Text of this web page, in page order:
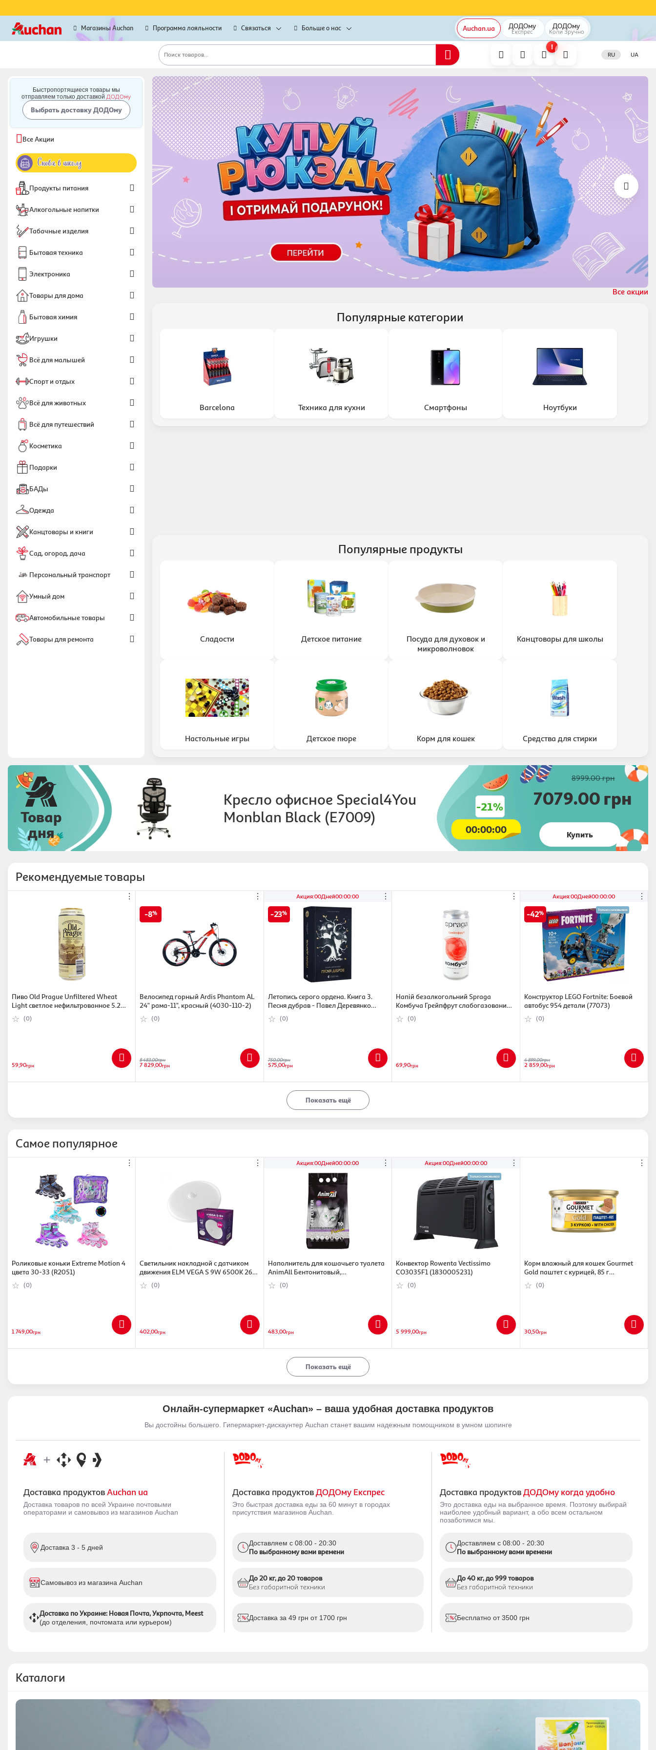
Магазины Auchan Программа лояльности Связаться Больше о нас Auchan.ua ДОДОму
Експрес
ДОДОму
Коли Зручно
Поиск товаров...
!
RU UA
Быстропортящиеся товары мы
отправляем только доставкой ДОДОму
Выбрать доставку ДОДОму
Все Акции
Продукты питания
Алкогольные напитки
Табачные изделия
Бытовая техника
Электроника
Товары для дома
Бытовая химия
Игрушки
Всё для малышей
Спорт и отдых
Всё для животных
Всё для путешествий
Косметика
Подарки
БАДы
Одежда
Канцтовары и книги
Сад, огород, дача
Персональный транспорт
Умный дом
Автомобильные товары
Товары для ремонта
Все акции
Популярные категории
Barcelona Техника для кухни Смартфоны Ноутбуки
Популярные продукты
Сладости Детское питание
Посуда для духовок и
микроволновок
Канцтовары для школы
Настольные игры Детское пюре Корм для кошек Средства для стирки
Товар
дня
Кресло офисное Special4You
Monblan Black (E7009)
00:00:00
8999.00грн
7079.00 грн
-21%
Купить
Рекомендуемые товары
⋮
Пиво Old Prague Unfiltered Wheat
Light светлое нефильтрованное 5.2%
0.5 л (8593085068239)
(0)
59,90грн
⋮
8
Велосипед горный Ardis Phantom AL
24" рама-11", красный (4030-110-2)
(0)
8 483,00грн
7 829,00грн
Акция:00Дней00:00:00
⋮
23
Летопись серого ордена. Книга 3.
Песня дубрав - Павел Деревянко
(9789664484531)
(0)
750,00грн
575,00грн
⋮
Напій безалкогольний Spraga
Комбуча Грейпфрут слабогазований
330 мл (4820241702558)
(0)
69,90грн
Акция:00Дней00:00:00
⋮
42
Конструктор LEGO Fortnite: Боевой
автобус 954 детали (77073)
(0)
4 899,00грн
2 859,00грн
Показать ещё
Самое популярное
⋮
Роликовые коньки Extreme Motion 4
цвета 30-33 (R2051)
(0)
1 749,00грн
⋮
Светильник накладной с датчиком
движения ELM VEGA S 9W 6500К 26-
0124
(0)
402,00грн
Акция:00Дней00:00:00 ⋮
Наполнитель для кошачьего туалета
AnimAll Бентонитовый,
грудкувальний, с ароматом лаванды
10 л (4820224500577)
(0)
483,00грн
Акция:00Дней00:00:00 ⋮
Конвектор Rowenta Vectissimo
CO3035F1 (1830005231)
(0)
5 999,00грн
⋮
Корм влажный для кошек Gourmet
Gold паштет с курицей, 85 г
(7613031381494)
(0)
30,50грн
Показать ещё
Онлайн-супермаркет «Auchan» – ваша удобная доставка продуктов
Вы достойны большего. Гипермаркет-дискаунтер Auchan станет вашим надежным помощником в умном шопинге
Доставка продуктов Auchan ua
Доставка товаров по всей Украине почтовыми
операторами и самовывоз из магазинов Auchan
Доставка 3 - 5 дней
Самовывоз из магазина Auchan
Доставка по Украине: Новая Почта, Укрпочта, Meest
(до отделения, почтомата или курьером)
Доставка продуктовДОДОму Експрес
Это быстрая доставка еды за 60 минут в городах
присутствия магазинов Auchan.
Доставляем с 08:00 - 20:30
По выбранному вами времени
До 20 кг, до 20 товаров
Без габаритной техники
Доставка за 49 грн от 1700 грн
Доставка продуктовДОДОму когда удобно
Это доставка еды на выбранное время. Поэтому выбирай
наиболее удобный вариант, а обо всем остальном
позаботимся мы.
Доставляем с 08:00 - 20:30
По выбранному вами времени
До 40 кг, до 999 товаров
Без габаритной техники
Бесплатно от 3500 грн
Каталоги